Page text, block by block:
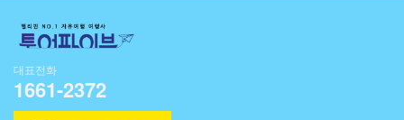
대표전화
1661-2372